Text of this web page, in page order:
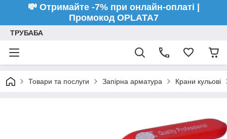
💸 Отримайте -7% при онлайн-оплаті |
Промокод OPLATA7
ТРУБАБА
Товари та послуги Запірна арматура Крани кульові